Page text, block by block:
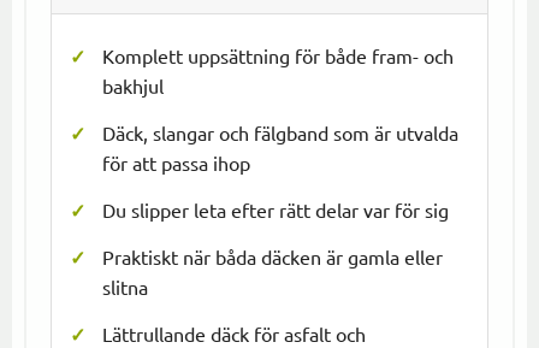
Komplett uppsättning för både fram- och
bakhjul
Däck, slangar och fälgband som är utvalda
för att passa ihop
Du slipper leta efter rätt delar var för sig
Praktiskt när båda däcken är gamla eller
slitna
Lättrullande däck för asfalt och